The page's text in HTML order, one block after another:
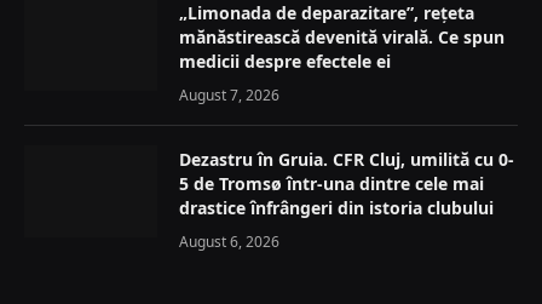
„Limonada de deparazitare”, rețeta
mănăstirească devenită virală. Ce spun
medicii despre efectele ei
August 7, 2026
Dezastru în Gruia. CFR Cluj, umilită cu 0-
5 de Tromsø într-una dintre cele mai
drastice înfrângeri din istoria clubului
August 6, 2026